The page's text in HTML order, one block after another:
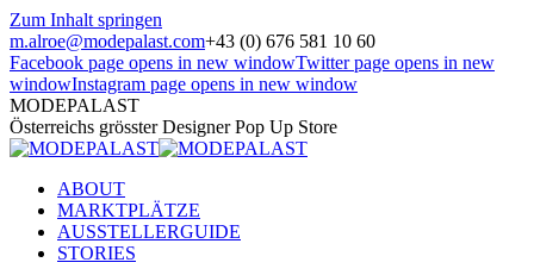
Zum Inhalt springen
m.alroe@modepalast.com+43 (0) 676 581 10 60
Facebook page opens in new windowTwitter page opens in new
windowInstagram page opens in new window
MODEPALAST
Österreichs grösster Designer Pop Up Store
ABOUT
MARKTPLÄTZE
AUSSTELLERGUIDE
STORIES